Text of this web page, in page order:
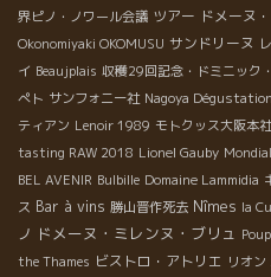
界ピノ・ノワール会議 ツアー ドメーヌ
Okonomiyaki OKOMUSU サンドリーヌ
イ Beaujplais 収穫29回記念・ドミニック
ぺト サンフォニー社 Nagoya Dégustation
ティアン Lenoir 1989 モトクッス大阪本社
tasting RAW 2018 Lionel Gauby
BEL AVENIR Bulbille Domaine Lammidia
ス Bar à vins 勝山晋作死去 Nîmes la
ノ ドメーヌ・ミレンヌ・ブリュ
the Thames ビストロ・アトリエ リオン